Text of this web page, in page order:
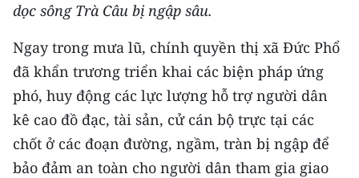
Media Du lịch
Media Thế giới
Media Thể thao
Media Giáo dục
Media Y tế
dọc sông Trà Câu bị ngập sâu.
Ngay trong mưa lũ, chính quyền thị xã Đức Phổ
đã khẩn trương triển khai các biện pháp ứng
phó, huy động các lực lượng hỗ trợ người dân
kê cao đồ đạc, tài sản, cử cán bộ trực tại các
chốt ở các đoạn đường, ngầm, tràn bị ngập để
bảo đảm an toàn cho người dân tham gia giao